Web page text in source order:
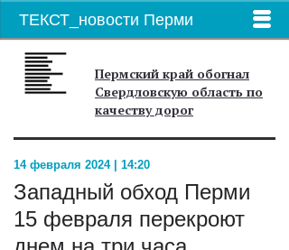
ТЕКСТ_новости Перми
Пермский край обогнал
Свердловскую область по
качеству дорог
14 февраля 2024 | 14:20
Западный обход Перми
15 февраля перекроют